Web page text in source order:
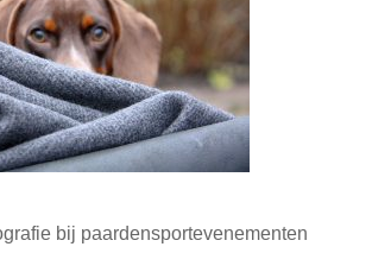
bij paardensportevenementen